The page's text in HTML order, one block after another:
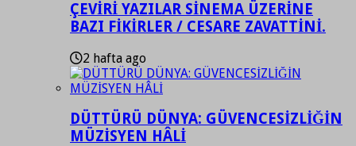
ÇEVİRİ YAZILAR SİNEMA ÜZERİNE
BAZI FİKİRLER / CESARE ZAVATTİNİ.
2 hafta ago
DÜTTÜRÜ DÜNYA: GÜVENCESİZLİĞİN
MÜZİSYEN HÂLİ